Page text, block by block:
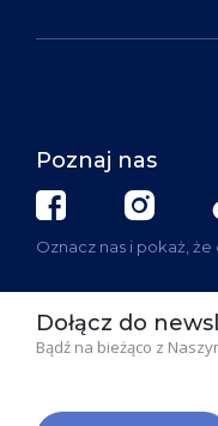
Poznaj nas
Oznacz nas i pokaż, że
Dołącz do
Bądź na bieżąco z